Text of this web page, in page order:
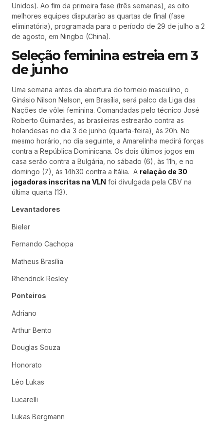
Unidos). Ao fim da primeira fase (três semanas), as oito
melhores equipes disputarão as quartas de final (fase
eliminatória), programada para o período de 29 de julho a 2
de agosto, em Ningbo (China).
Seleção feminina estreia em 3
de junho
Uma semana antes da abertura do torneio masculino, o
Ginásio Nilson Nelson, em Brasília, será palco da Liga das
Nações de vôlei feminina. Comandadas pelo técnico José
Roberto Guimarães, as brasileiras estrearão contra as
holandesas no dia 3 de junho (quarta-feira), às 20h. No
mesmo horário, no dia seguinte, a Amarelinha medirá forças
contra a República Dominicana. Os dois últimos jogos em
casa serão contra a Bulgária, no sábado (6), às 11h, e no
domingo (7), às 14h30 contra a Itália. A relação de 30
jogadoras inscritas na VLN foi divulgada pela CBV na
última quarta (13).
Levantadores
Bieler
Fernando Cachopa
Matheus Brasília
Rhendrick Resley
Ponteiros
Adriano
Arthur Bento
Douglas Souza
Honorato
Léo Lukas
Lucarelli
Lukas Bergmann